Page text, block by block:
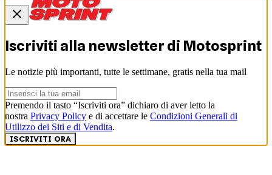
Iscriviti alla newsletter di Motosprint
Le notizie più importanti, tutte le settimane, gratis nella tua mail
Premendo il tasto “Iscriviti ora” dichiaro di aver letto la
nostra Privacy Policy e di accettare le Condizioni Generali di
Utilizzo dei Siti e di Vendita.
ISCRIVITI ORA